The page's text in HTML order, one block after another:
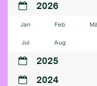
2026
Jan Feb
Jul Aug
2025
2024